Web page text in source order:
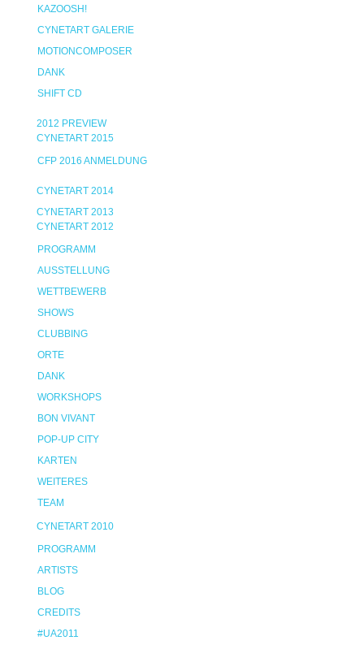
KAZOOSH!
CYNETART GALERIE
MOTIONCOMPOSER
DANK
SHIFT CD
2012 PREVIEW
CYNETART 2015
CFP 2016 ANMELDUNG
CYNETART 2014
CYNETART 2013
CYNETART 2012
PROGRAMM
AUSSTELLUNG
WETTBEWERB
SHOWS
CLUBBING
ORTE
DANK
WORKSHOPS
BON VIVANT
POP-UP CITY
KARTEN
WEITERES
TEAM
CYNETART 2010
PROGRAMM
ARTISTS
BLOG
CREDITS
#UA2011